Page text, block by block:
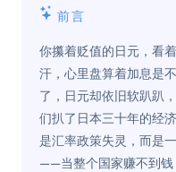
前言
你攥着贬值的日元，看
汗，心里盘算着加息是
了，日元却依旧软趴趴
们扒了日本三十年的经
是汇率政策失灵，而是
——当整个国家赚不到钱